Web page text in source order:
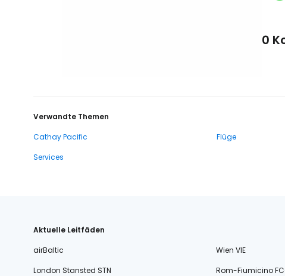
0
Verwandte Themen
Cathay Pacific
Flüge
Services
Aktuelle Leitfäden
airBaltic
Wien VIE
London Stansted STN
Rom-Fiumicino